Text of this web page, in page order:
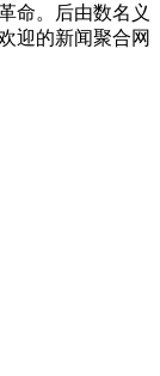
命。后由数名义
迎的新闻聚合网